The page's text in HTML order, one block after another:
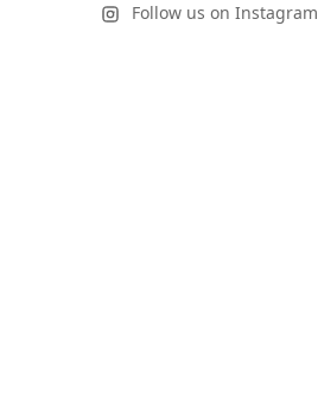
Follow us on Instagram